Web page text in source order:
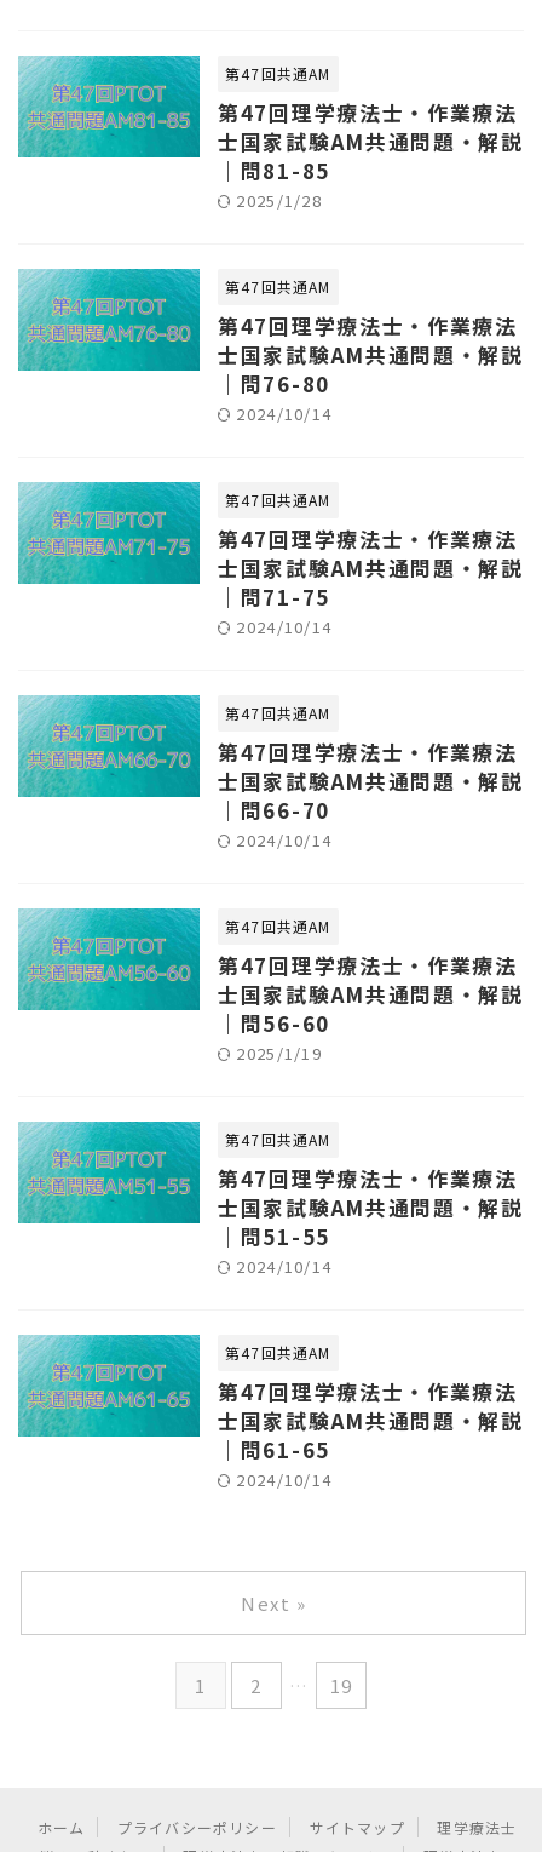
第47回共通AM
第47回理学療法士・作業療法
士国家試験AM共通問題・解説
｜問81-85
2025/1/28
第47回共通AM
第47回理学療法士・作業療法
士国家試験AM共通問題・解説
｜問76-80
2024/10/14
第47回共通AM
第47回理学療法士・作業療法
士国家試験AM共通問題・解説
｜問71-75
2024/10/14
第47回共通AM
第47回理学療法士・作業療法
士国家試験AM共通問題・解説
｜問66-70
2024/10/14
第47回共通AM
第47回理学療法士・作業療法
士国家試験AM共通問題・解説
｜問56-60
2025/1/19
第47回共通AM
第47回理学療法士・作業療法
士国家試験AM共通問題・解説
｜問51-55
2024/10/14
第47回共通AM
第47回理学療法士・作業療法
士国家試験AM共通問題・解説
｜問61-65
2024/10/14
1 2 … 19
Next »
ホーム プライバシーポリシー サイトマップ
理学療法士